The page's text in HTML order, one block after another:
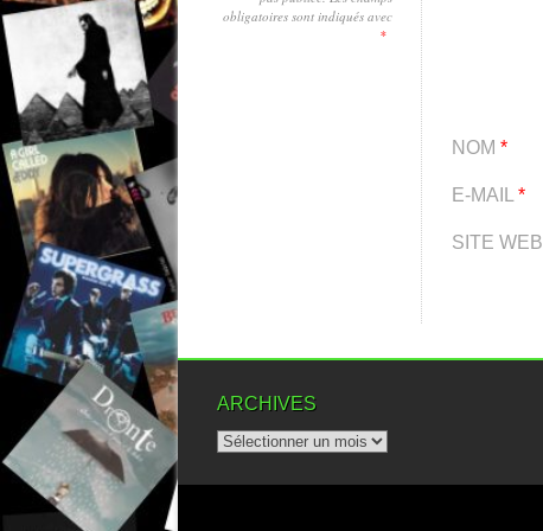
obligatoires sont indiqués avec
*
NOM *
E-MAIL *
SITE WEB
ARCHIVES